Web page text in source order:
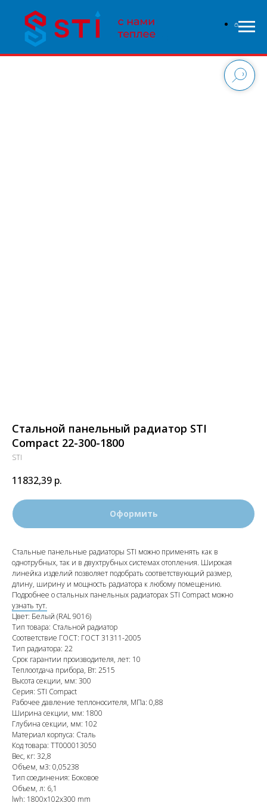
В связи с высокой нагрузкой на сайт - заказы
обрабатываются дольше чем обычно, приносим свои
извинения и надеемся на понимание с вашей стороны.
Стальной панельный радиатор STI
Compact 22-300-1800
STI
11832,39 р.
Оформить
Стальные панельные радиаторы STI можно применять как в
однотрубных, так и в двухтрубных системах отопления. Широкая
линейка изделий позволяет подобрать соответствующий размер,
длину, ширину и мощность радиатора к любому помещению.
Подробнее о стальных панельных радиаторах STI Compact можно
узнать тут.
Цвет: Белый (RAL 9016)
Тип товара: Стальной радиатор
Соответствие ГОСТ: ГОСТ 31311-2005
Тип радиатора: 22
Срок гарантии производителя, лет: 10
Теплоотдача прибора, Вт: 2515
Высота секции, мм: 300
Серия: STI Compact
Рабочее давление теплоносителя, МПа: 0,88
Ширина секции, мм: 1800
Глубина секции, мм: 102
Материал корпуса: Сталь
Код товара: ТТ000013050
Вес, кг: 32,8
Объем, м3: 0,05238
Тип соединения: Боковое
Объем, л: 6,1
lwh: 1800x102x300 mm